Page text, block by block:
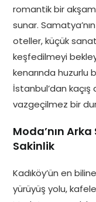
romantik bir
sunar.
oteller, küçük
keşfedilmeyi
kenarında huzurlu
İstanbul’dan kaçış
vazgeçilmez bir
Moda’nın
Sakinlik
Kadıköy’ün en
yürüyüş yolu,